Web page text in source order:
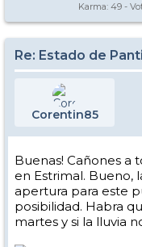
Karma: 49 -
Re: Estado de
Corentin85
Buenas! Cañones a
en Estrimal. Bueno,
apertura para este
posibilidad. Habra
martes y si la lluvia